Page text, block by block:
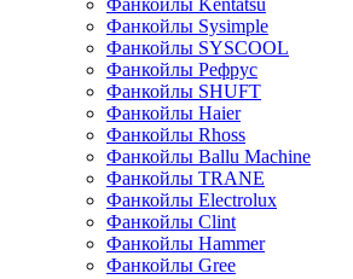
Фанкойлы Kentatsu
Фанкойлы Sysimple
Фанкойлы SYSCOOL
Фанкойлы Рефрус
Фанкойлы SHUFT
Фанкойлы Haier
Фанкойлы Rhoss
Фанкойлы Ballu Machine
Фанкойлы TRANE
Фанкойлы Electrolux
Фанкойлы Clint
Фанкойлы Hammer
Фанкойлы Gree